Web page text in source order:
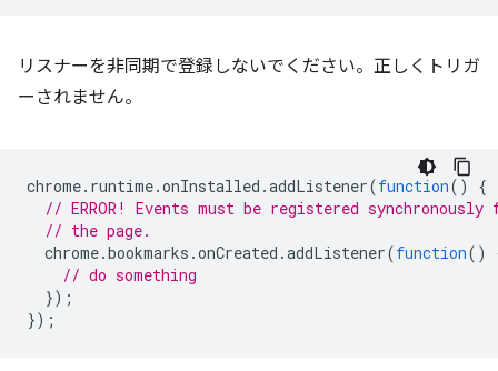
リスナーを非同期で登録しないでください。正しくトリガ
ーされません。
chrome. runtime.onInstalled .addListener(function()
{
// ERROR! Events must be registered
// the page.
chrome.bookmarks .onCreated .addListener(function()
// do something
});
});